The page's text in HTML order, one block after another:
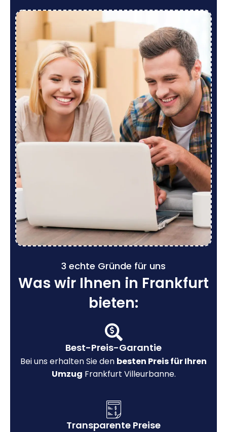
3 echte Gründe für uns
Was wir Ihnen in Frankfurt
bieten:
Best-Preis-Garantie
Bei uns erhalten Sie den besten Preis für Ihren
Umzug Frankfurt Villeurbanne.
Transparente Preise